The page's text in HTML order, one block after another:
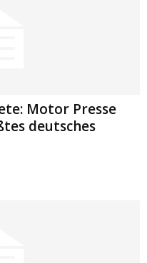
Motor Presse
deutsches